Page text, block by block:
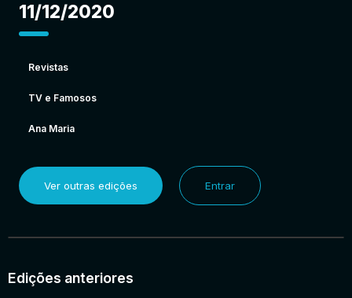
11/12/2020
Revistas
TV e Famosos
Ana Maria
Ver outras edições Entrar
Edições anteriores